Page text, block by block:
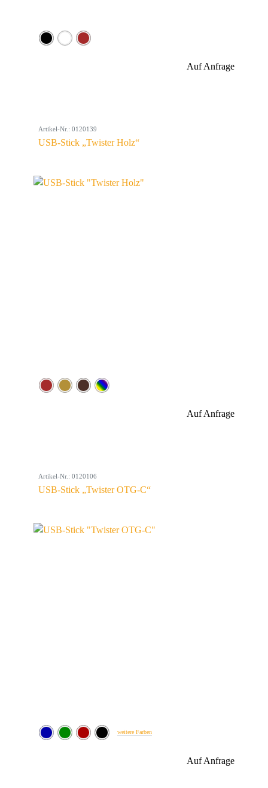
Auf Anfrage
Artikel-Nr.: 0120139
USB-Stick „Twister Holz“
Auf Anfrage
Artikel-Nr.: 0120106
USB-Stick „Twister OTG-C“
weitere Farben
Auf Anfrage